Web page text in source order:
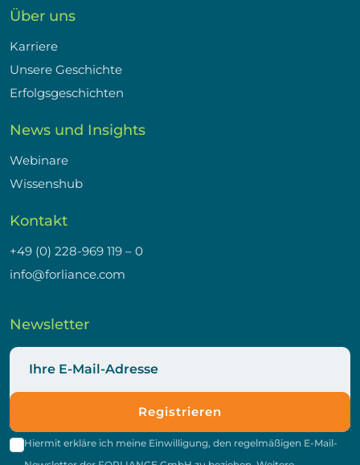
Über uns
Karriere
Unsere Geschichte
Erfolgsgeschichten
News und Insights
Webinare
Wissenshub
Kontakt
+49 (0) 228-969 119 – 0
info@forliance.com
Newsletter
Registrieren
Hiermit erkläre ich meine Einwilligung, den regelmäßigen E-Mail-